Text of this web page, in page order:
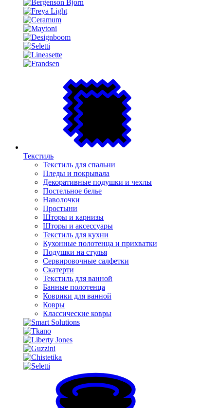
Текстиль
Текстиль для спальни
Пледы и покрывала
Декоративные подушки и чехлы
Постельное белье
Наволочки
Простыни
Шторы и карнизы
Шторы и аксессуары
Текстиль для кухни
Кухонные полотенца и прихватки
Подушки на стулья
Сервировочные салфетки
Скатерти
Текстиль для ванной
Банные полотенца
Коврики для ванной
Ковры
Классические ковры